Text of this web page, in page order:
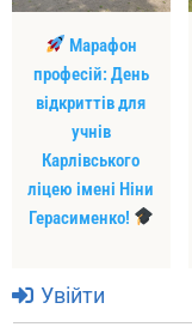
Марафон
професій: День
відкриттів для
учнів
Карлівського
ліцею імені Ніни
Герасименко!
Увійти